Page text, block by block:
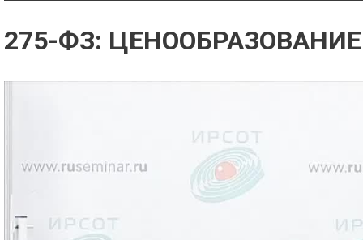
275-ФЗ: ЦЕНООБРАЗОВАНИЕ